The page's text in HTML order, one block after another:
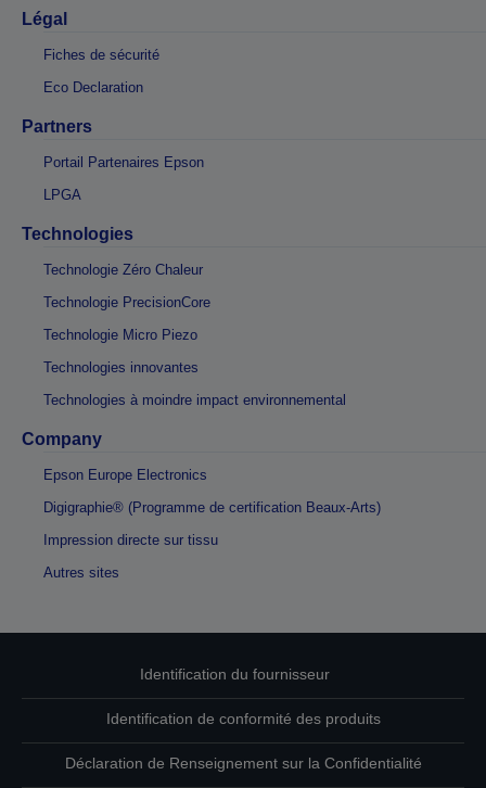
Légal
Fiches de sécurité
Eco Declaration
Partners
Portail Partenaires Epson
LPGA
Technologies
Technologie Zéro Chaleur
Technologie PrecisionCore
Technologie Micro Piezo
Technologies innovantes
Technologies à moindre impact environnemental
Company
Epson Europe Electronics
Digigraphie® (Programme de certification Beaux-Arts)
Impression directe sur tissu
Autres sites
Identification du fournisseur
Identification de conformité des produits
Déclaration de Renseignement sur la Confidentialité